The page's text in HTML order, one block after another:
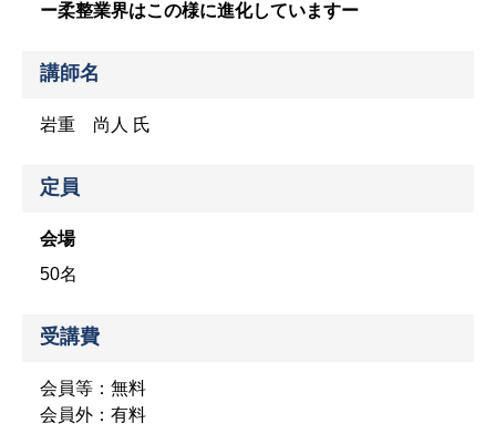
ー柔整業界はこの様に進化していますー
講師名
岩重 尚人 氏
定員
会場
50名
受講費
会員等：無料
会員外：有料